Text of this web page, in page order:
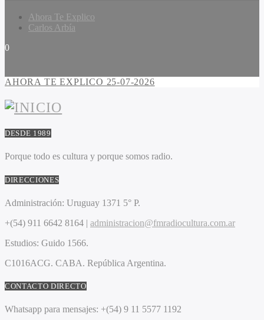
Ahora Te Explico
Carlos Arbía
0
AHORA TE EXPLICO 25-07-2026
DESDE 1989
Porque todo es cultura y porque somos radio.
DIRECCIONES
Administración: Uruguay 1371 5° P.
+(54) 911 6642 8164 | administracion@fmradiocultura.com.ar
Estudios: Guido 1566.
C1016ACG. CABA. República Argentina.
CONTACTO DIRECTO
Whatsapp para mensajes: +(54) 9 11 5577 1192